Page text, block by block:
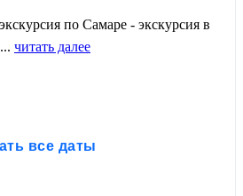
по Самаре - экскурсия в
читать далее
все даты